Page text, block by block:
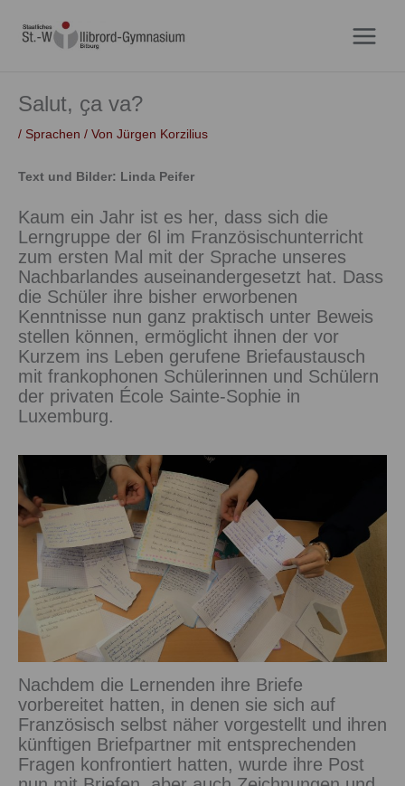
Inhalt
Salut, ҫa va?
/ Sprachen / Von Jürgen Korzilius
Text und Bilder: Linda Peifer
Kaum ein Jahr ist es her, dass sich die
Lerngruppe der 6l im Französischunterricht
zum ersten Mal mit der Sprache unseres
Nachbarlandes auseinandergesetzt hat. Dass
die Schüler ihre bisher erworbenen
Kenntnisse nun ganz praktisch unter Beweis
stellen können, ermöglicht ihnen der vor
Kurzem ins Leben gerufene Briefaustausch
mit frankophonen Schülerinnen und Schülern
der privaten École Sainte-Sophie in
Luxemburg.
Nachdem die Lernenden ihre Briefe
vorbereitet hatten, in denen sie sich auf
Französisch selbst näher vorgestellt und ihren
künftigen Briefpartner mit entsprechenden
Fragen konfrontiert hatten, wurde ihre Post